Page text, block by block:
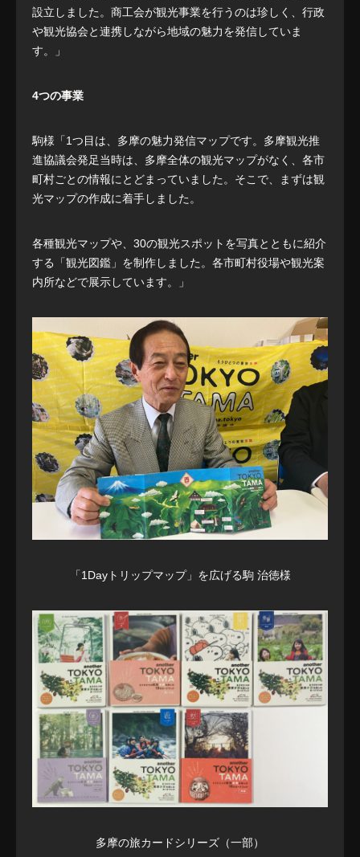
設立しました。商工会が観光事業を行うのは珍しく、行政
や観光協会と連携しながら地域の魅力を発信していま
す。」
4つの事業
駒様「1つ目は、多摩の魅力発信マップです。多摩観光推
進協議会発足当時は、多摩全体の観光マップがなく、各市
町村ごとの情報にとどまっていました。そこで、まずは観
光マップの作成に着手しました。
各種観光マップや、30の観光スポットを写真とともに紹介
する「観光図鑑」を制作しました。各市町村役場や観光案
内所などで展示しています。」
「1Dayトリップマップ」を広げる駒 治徳様
多摩の旅カードシリーズ（一部）